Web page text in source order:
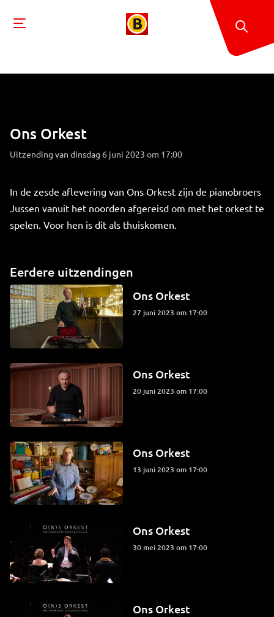
Ons Orkest
Uitzending van dinsdag 6 juni 2023 om 17:00
In de zesde aflevering van Ons Orkest zijn de pianobroers
Jussen vanuit het noorden afgereisd om met het orkest te
spelen. Voor hen is dit als thuiskomen.
Eerdere uitzendingen
Ons Orkest
27 juni 2023 om 17:00
Ons Orkest
20 juni 2023 om 17:00
Ons Orkest
13 juni 2023 om 17:00
Ons Orkest
30 mei 2023 om 17:00
Ons Orkest